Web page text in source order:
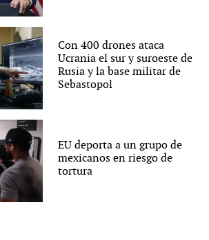
Con 400 drones ataca
Ucrania el sur y suroeste de
Rusia y la base militar de
Sebastopol
EU deporta a un grupo de
mexicanos en riesgo de
tortura